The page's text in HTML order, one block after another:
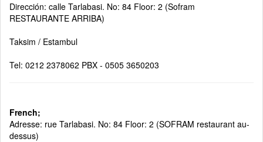
Dirección: calle Tarlabasi. No: 84 Floor: 2 (Sofram
RESTAURANTE ARRIBA)
Taksim / Estambul
Tel: 0212 2378062 PBX - 0505 3650203
French;
Adresse: rue Tarlabasi. No: 84 Floor: 2 (SOFRAM restaurant au-
dessus)